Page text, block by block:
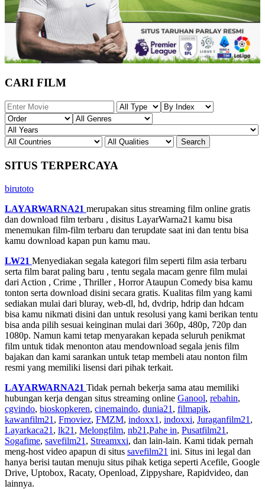
CARI FILM
SITUS TERPERCAYA
birutoto
LAYARWARNA21 merupakan situs streaming film online gratis
dan download film terbaru , disitus LayarWarna21 kamu bisa
menemukan film-film terbaru dan terupdate saat ini dan tentu bisa
kamu download kapan pun kamu mau.
LW21 Menyediakan segala kategori film seperti film asia terbaru
serta film barat paling baru , tentu segala macam genre film mulai
dari Action , Crime , Thriller , Horror Ataupun Comedy bisa kamu
tonton serta download disini secara gratis. Kualitas film yang kami
sediakan mulai dari bluray, web-dl, hd, dvdrip, hdrip dan hdcam
bisa kamu nikmati disini dan untuk resolusi yang kami berikan tentu
bisa anda pilih sesuai keinginan mulai dari 360p, 480p, 720p dan
1080p. Namun kami tetap menyarakan kepada seluruh penikmat
film untuk tidak menonton atau mendownload segala jenis film
bajakan dan kami sarankan untuk tetap membeli atau nonton film
resmi yang memiliki lisensi dari pihak terkait.
LAYARWARNA21 Tidak pernah bekerja sama atau memiliki
hubungan kerja dengan situs streaming online Ganool, rebahin,
cgvindo, bioskopkeren, cinemaindo, dunia21 , filmapik,
kawanfilm21 , Fmoviez, FMZM, indoxx1 , indoxxi, Juraganfilm21 ,
Layarkaca21 , lk21 , Melongfilm, nb21 ,Pahe in, Pusatfilm21 ,
Sogafime, savefilm21 , Streamxxi, dan lain-lain. Kami tidak pernah
meng-host video apapun di situs savefilm21 ini. Situs ini legal dan
hanya berisi tautan menuju situs pihak ketiga seperti Acefile, Google
Drive, Uptobox, Racaty, Openload, Zippyshare, Rapidvideo, dan
lainnya.